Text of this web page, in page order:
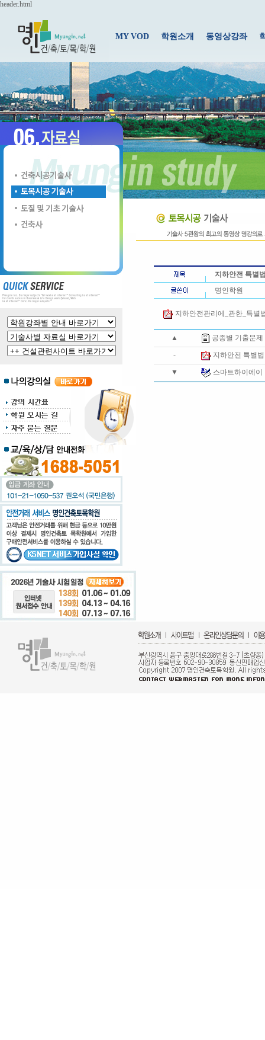
header.html
MY VOD 학원소개 동영상강좌
지하안전 특별
명인학원
지하안전관리에_관한_특별
▲ 공종별 기출문제
- 지하안전 특별법
▼ 스마트하이에이